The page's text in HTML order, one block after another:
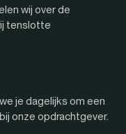
wij over de
tenslotte
je dagelijks om een
onze opdrachtgever.